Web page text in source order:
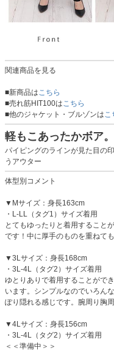
関連商品を見る
■新商品はこちら
■売れ筋HIT100はこちら
■他のジャケット・ブルゾンはこ
軽もこあったかボア
パイピングのラインが見た目の
うアウター
体型別コメント
▼Mサイズ：身長163cm
・L-LL（タグ1）サイズ着用
とてもゆったりと着用すること
です！中に厚手のものを重ねて
▼3Lサイズ：身長168cm
・3L-4L（タグ2）サイズ着用
ゆとりありで着用することがで
います。シンプルなのでいろん
ぽり隠れる感じです。腕周り胸
▼4Lサイズ：身長156cm
・3L-4L（タグ2）サイズ着用
＜＜準備中＞＞